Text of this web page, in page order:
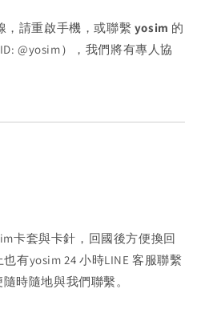
，請重啟手機，或聯繫 yosim 的
@yosim），我們將有專人協
卡套與卡針，回國後方便換回
有yosim 24 小時LINE 客服聯繫
時隨地與我們聯繫。